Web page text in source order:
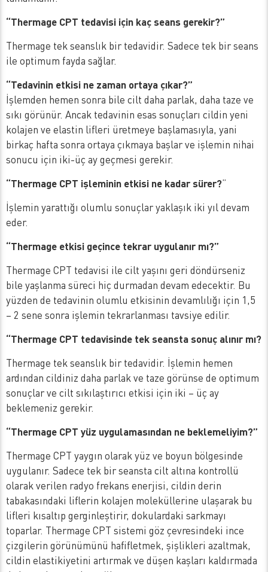
“Thermage CPT tedavisi için kaç seans gerekir?”
Thermage tek seanslık bir tedavidir. Sadece tek bir seans
ile optimum fayda sağlar.
“Tedavinin etkisi ne zaman ortaya çıkar?”
İşlemden hemen sonra bile cilt daha parlak, daha taze ve
sıkı görünür. Ancak tedavinin esas sonuçları cildin yeni
kolajen ve elastin lifleri üretmeye başlamasıyla, yani
birkaç hafta sonra ortaya çıkmaya başlar ve işlemin nihai
sonucu için iki-üç ay geçmesi gerekir.
“Thermage CPT işleminin etkisi ne kadar sürer?”
İşlemin yarattığı olumlu sonuçlar yaklaşık iki yıl devam
eder.
“Thermage etkisi geçince tekrar uygulanır mı?”
Thermage CPT tedavisi ile cilt yaşını geri döndürseniz
bile yaşlanma süreci hiç durmadan devam edecektir. Bu
yüzden de tedavinin olumlu etkisinin devamlılığı için 1,5
– 2 sene sonra işlemin tekrarlanması tavsiye edilir.
“Thermage CPT tedavisinde tek seansta sonuç alınır mı?
Thermage tek seanslık bir tedavidir. İşlemin hemen
ardından cildiniz daha parlak ve taze görünse de optimum
sonuçlar ve cilt sıkılaştırıcı etkisi için iki – üç ay
beklemeniz gerekir.
“Thermage CPT yüz uygulamasından ne beklemeliyim?”
Thermage CPT yaygın olarak yüz ve boyun bölgesinde
uygulanır. Sadece tek bir seansta cilt altına kontrollü
olarak verilen radyo frekans enerjisi, cildin derin
tabakasındaki liflerin kolajen moleküllerine ulaşarak bu
lifleri kısaltıp gerginleştirir, dokulardaki sarkmayı
toparlar. Thermage CPT sistemi göz çevresindeki ince
çizgilerin görünümünü hafifletmek, şişlikleri azaltmak,
cildin elastikiyetini artırmak ve düşen kaşları kaldırmada